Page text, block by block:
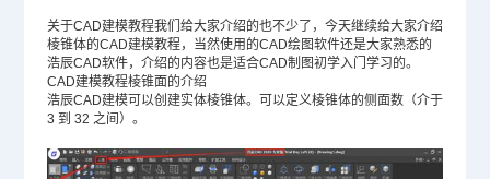
关于CAD建模教程我们给大家介绍的也不少了，今天继续给大家介绍
棱锥体的CAD建模教程，当然使用的CAD绘图软件还是大家熟悉的
浩辰CAD软件，介绍的内容也是适合CAD制图初学入门学习的。
CAD建模教程棱锥面的介绍
浩辰CAD建模可以创建实体棱锥体。可以定义棱锥体的侧面数（介于
3 到 32 之间）。